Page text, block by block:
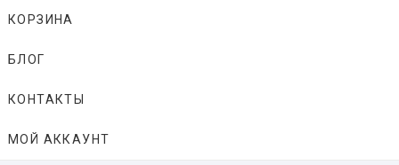
КОРЗИНА
БЛОГ
КОНТАКТЫ
МОЙ АККАУНТ